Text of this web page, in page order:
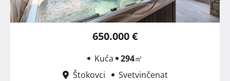
650.000 €
Kuća 294㎡
Štokovci
Svetvinčenat